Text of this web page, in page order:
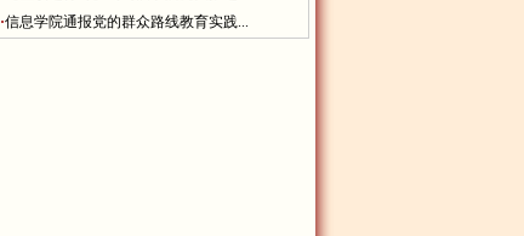
·信息学院通报党的群众路线教育实践...